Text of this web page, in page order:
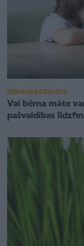
BĒRNUDĀRZNIEKS
Vai bērna māte
pašvaldības